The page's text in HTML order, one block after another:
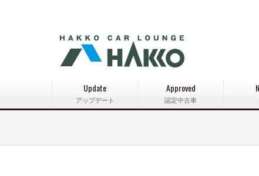
Update
アップデート
Approved
認定中古車